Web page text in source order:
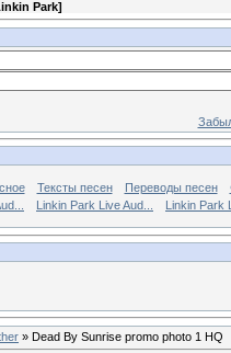
Park]
Тексты песен Переводы песен
Linkin Park Live Aud... Linkin Park
» Dead By Sunrise promo photo 1 HQ